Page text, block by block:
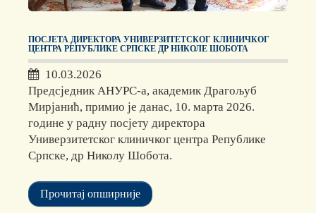
ПОСЈЕТА ДИРЕКТОРА УНИВЕРЗИТЕТСКОГ КЛИНИЧКОГ
ЦЕНТРА РЕПУБЛИКЕ СРПСКЕ ДР НИКОЛЕ ШОБОТА
10.03.2026
Предсједник АНУРС-а, академик Драгољуб
Мирјанић, примио је данас, 10. марта 2026.
године у радну посјету директора
Универзитетског клиничког центра Републике
Српске, др Николу Шобота.
Прочитај опширније